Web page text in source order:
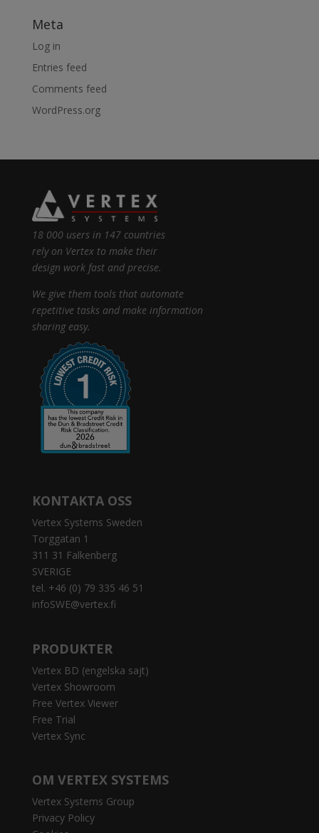
Meta
Log in
Entries feed
Comments feed
WordPress.org
18 000 users in 147 countries
rely on Vertex to make their
design work fast and precise.
We give them tools that automate
repetitive tasks and make information
sharing easy.
KONTAKTA OSS
Vertex Systems Sweden
Torggatan 1
311 31 Falkenberg
SVERIGE
tel. +46 (0) 79 335 46 51
infoSWE@vertex.fi
PRODUKTER
Vertex BD (engelska sajt)
Vertex Showroom
Free Vertex Viewer
Free Trial
Vertex Sync
OM VERTEX SYSTEMS
Vertex Systems Group
Privacy Policy